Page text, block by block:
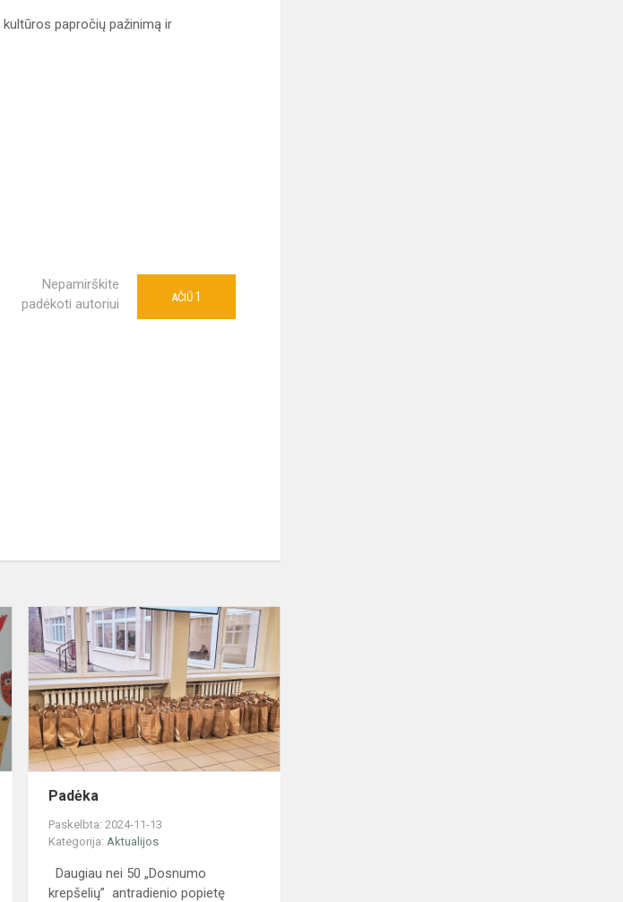
papročių pažinimą ir
Nepamirškite
padėkoti autoriui
AČIŪ 1
„Užgavėnių
kaukių
koliažai:
P.
Picasso
įkvėpimai“
Padėka
Paskelbta: 2024-11-13
Kategorija: Aktualijos
Daugiau nei 50 „Dosnumo
krepšelių” antradienio popietę